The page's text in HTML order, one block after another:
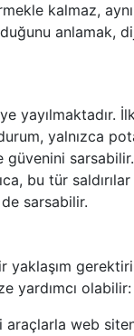
kalmaz,
yayılmaktadır.
yalnızca
bu tür
sarsabilir.
yaklaşım
yardımcı olabilir:
web